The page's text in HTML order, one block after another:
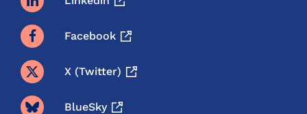
Facebook
X (twitter)
BlueSky